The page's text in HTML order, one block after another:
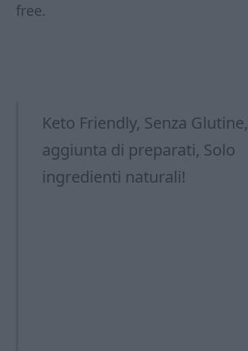
free.
Keto Friendly, Senza
aggiunta di preparati, Solo
ingredienti naturali!